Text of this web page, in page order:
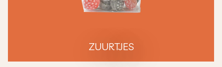
ZUURTJES